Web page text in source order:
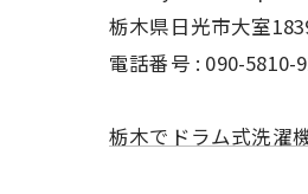
栃木県日光市大室
電話番号 : 090-5810-
栃木でドラム式洗濯